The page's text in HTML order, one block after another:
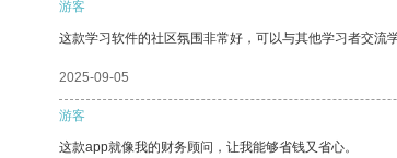
游客
这款学习软件的社区氛围非常好，可以与其他学习者交流学
2025-09-05
游客
这款app就像我的财务顾问，让我能够省钱又省心。